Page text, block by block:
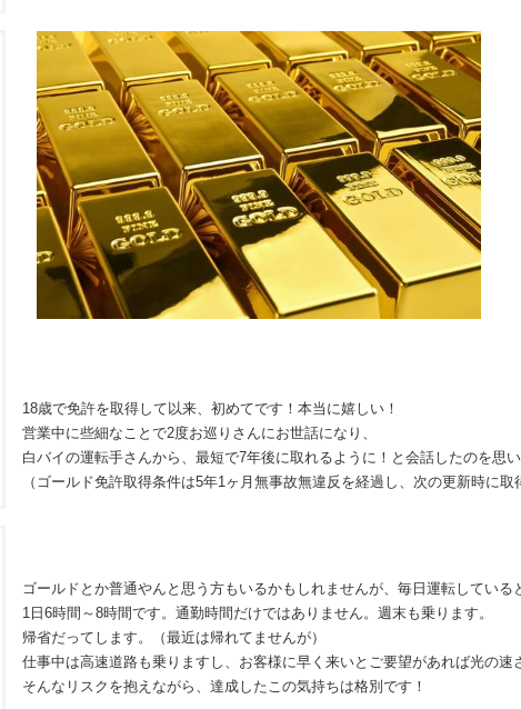
18歳で免許を取得して以来、初めてです！本当に嬉しい！
営業中に些細なことで2度お巡りさんにお世話になり、
白バイの運転手さんから、最短で7年後に取れるように！と会話したのを思い
（ゴールド免許取得条件は5年1ヶ月無事故無違反を経過し、次の更新時に取
ゴールドとか普通やんと思う方もいるかもしれませんが、毎日運転している
1 日 6時間～ 8時間です。通勤時間だけではありません。週末も乗ります。
帰省だってします。（最近は帰れてませんが）
仕事中は高速道路も乗りますし、お客様に早く来いとご要望があれば光の速
そんなリスクを抱えながら、達成したこの気持ちは格別です！